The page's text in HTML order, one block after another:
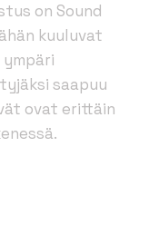
on Sound
kuuluvat
saapuu
ovat erittäin